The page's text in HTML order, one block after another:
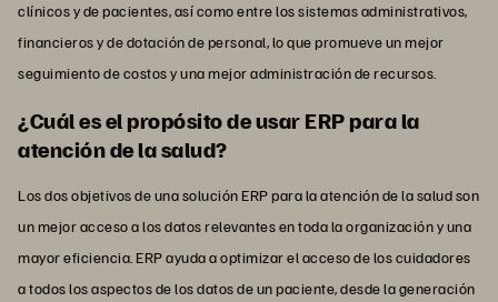
clínicos y de pacientes, así como entre los sistemas administrativos,
financieros y de dotación de personal, lo que promueve un mejor
seguimiento de costos y una mejor administración de recursos.
¿Cuál es el propósito de usar ERP para la
atención de la salud?
Los dos objetivos de una solución ERP para la atención de la salud son
un mejor acceso a los datos relevantes en toda la organización y una
mayor eficiencia. ERP ayuda a optimizar el acceso de los cuidadores
a todos los aspectos de los datos de un paciente, desde la generación